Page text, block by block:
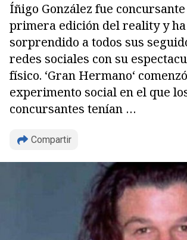
Íñigo González fue
primera edición del reality y ha
sorprendido a todos sus
redes sociales con su
físico. ‘Gran Hermano‘
experimento social en el que
concursantes tenían …
Compartir
Copiar